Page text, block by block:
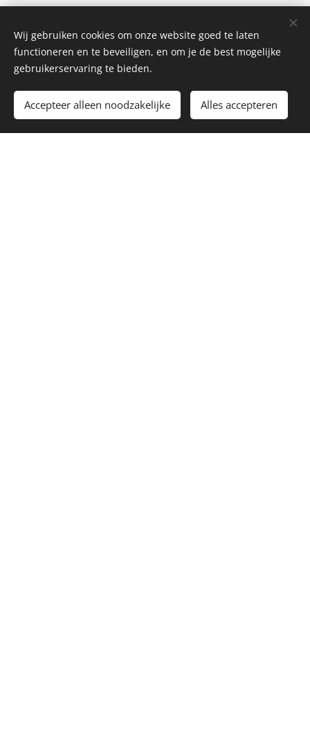
Wij gebruiken cookies om onze website goed te laten
functioneren en te beveiligen, en om je de best mogelijke
gebruikerservaring te bieden.
Accepteer alleen noodzakelijke Alles accepteren